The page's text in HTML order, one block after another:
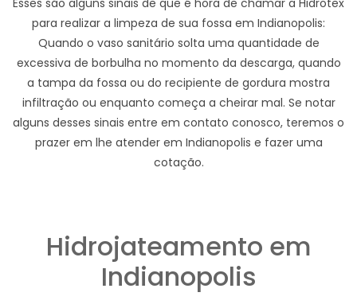
Esses são alguns sinais de que é hora de chamar a Hidrotex
para realizar a limpeza de sua fossa em Indianopolis:
Quando o vaso sanitário solta uma quantidade de
excessiva de borbulha no momento da descarga, quando
a tampa da fossa ou do recipiente de gordura mostra
infiltração ou enquanto começa a cheirar mal. Se notar
alguns desses sinais entre em contato conosco, teremos o
prazer em lhe atender em Indianopolis e fazer uma
cotação.
Hidrojateamento em
Indianopolis